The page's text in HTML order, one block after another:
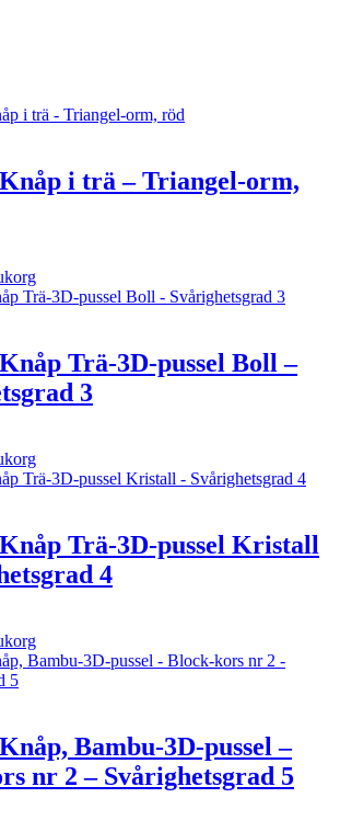
i trä – Triangel-orm,
Trä-3D-pussel Boll –
3
Trä-3D-pussel Kristall
4
Bambu-3D-pussel –
nr 2 – Svårighetsgrad 5